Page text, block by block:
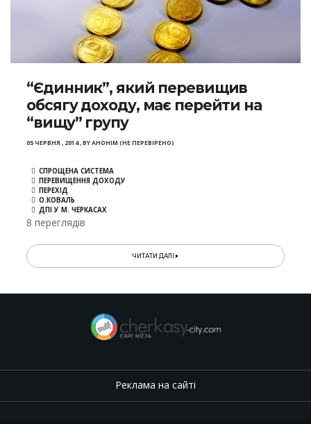
“Єдинник”, який перевищив
обсягу доходу, має перейти на
“вищу” групу
05 ЧЕРВНЯ , 2014,BYАНОНІМ (НЕ ПЕРЕВІРЕНО)
СПРОЩЕНА СИСТЕМА
ПЕРЕВИЩЕННЯ ДОХОДУ
ПЕРЕХІД
О.КОВАЛЬ
ДПІ У М. ЧЕРКАСАХ
8 переглядів
ЧИТАТИ ДАЛІ
Реклама на сайті